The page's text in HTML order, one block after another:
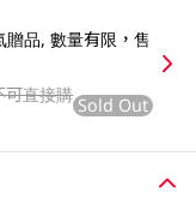
品, 數量有限，售
可直接購 Sold Out